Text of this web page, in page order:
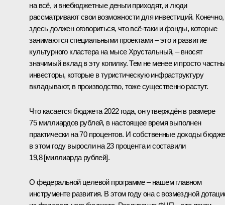
на всё, и внебюджетные деньги приходят, и люди
рассматривают свои возможности для инвестиций. Конечно,
здесь должен оговориться, что всё-таки и фонды, которые
занимаются специальными проектами – это и развитие
культурного кластера на мысе Хрустальный, – вносят
значимый вклад в эту копилку. Тем не менее и просто
инвесторы, которые в туристическую инфраструктуру
вкладывают, в производство, тоже существенно растут.
Что касается бюджета 2022 года, он утверждён в размере
75 миллиардов рублей, в настоящее время выполнен
практически на 70 процентов. И собственные доходы
в этом году выросли на 23 процента и составили
19,8 [миллиарда рублей].
О федеральной целевой программе – нашем главном
инструменте развития. В этом году она с возмездной